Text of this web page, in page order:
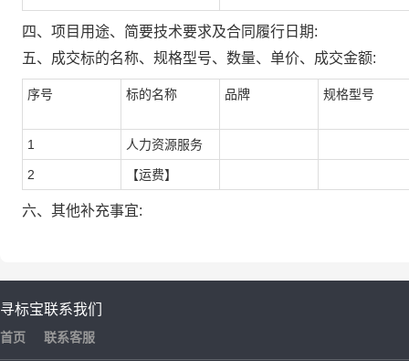
四、项目用途、简要技术要求及合同履行日期:
五、成交标的名称、规格型号、数量、单价、成交金额:
序号 标的名称 品牌 规格型号
1 人力资源服务
2 【运费】
六、其他补充事宜:
寻标宝
首页
联系我们
联系客服